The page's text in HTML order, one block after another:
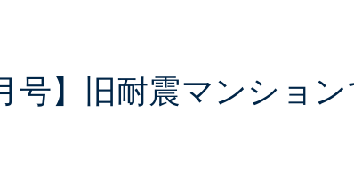
号】旧耐震マンション